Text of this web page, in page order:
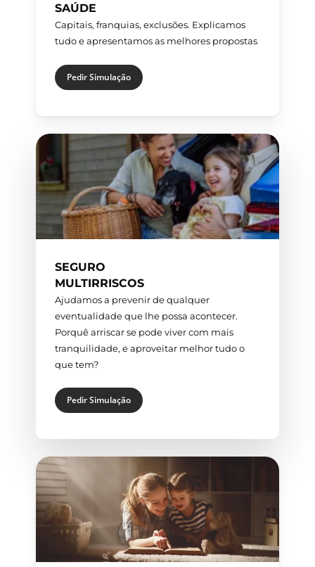
SAÚDE
Capitais, franquias, exclusões. Explicamos
tudo e apresentamos as melhores propostas
Pedir Simulação
SEGURO
MULTIRRISCOS
Ajudamos a prevenir de qualquer
eventualidade que lhe possa acontecer.
Porquê arriscar se pode viver com mais
tranquilidade, e aproveitar melhor tudo o
que tem?
Pedir Simulação